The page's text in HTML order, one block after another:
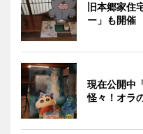
旧本郷家住
ー」も開催
現在公開中
怪々！オラ